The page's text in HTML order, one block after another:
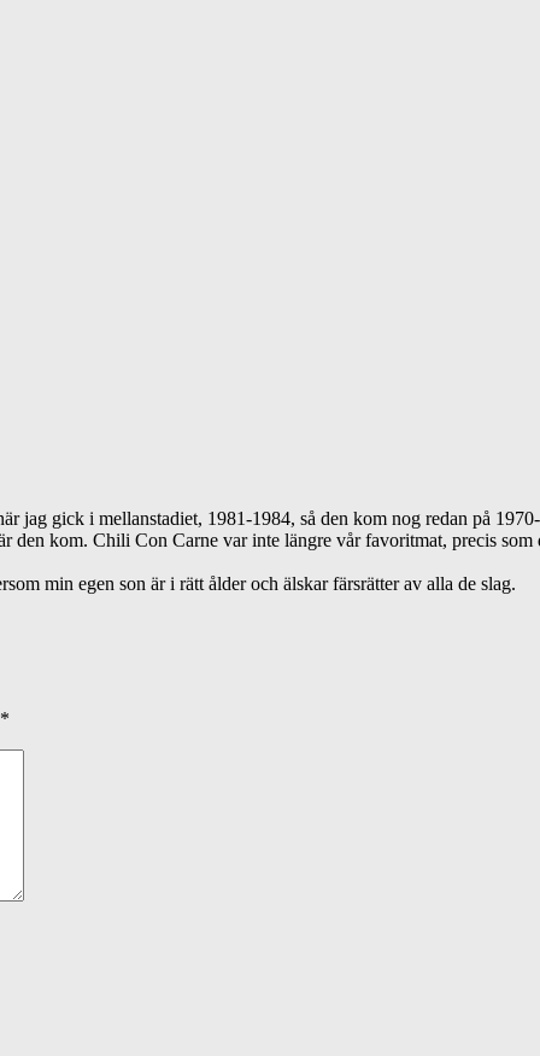
jag gick i mellanstadiet, 1981-1984, så den kom nog redan på
den kom. Chili Con Carne var inte längre vår favoritmat, precis som
min egen son är i rätt ålder och älskar färsrätter av alla de slag.
*